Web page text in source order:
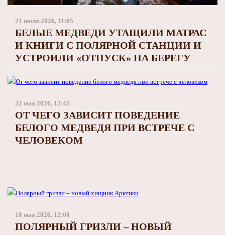
Заполярный театр драмы
21 июля 2026, 11:05
БЕЛЫЕ МЕДВЕДИ УТАЩИЛИ МАТРАС
И КНИГИ С ПОЛЯРНОЙ СТАНЦИИ И
УСТРОИЛИ «ОТПУСК» НА БЕРЕГУ
22 мая 2026, 12:45
ОТ ЧЕГО ЗАВИСИТ ПОВЕДЕНИЕ
БЕЛОГО МЕДВЕДЯ ПРИ ВСТРЕЧЕ С
ЧЕЛОВЕКОМ
18 мая 2026, 12:00
ПОЛЯРНЫЙ ГРИЗЛИ – НОВЫЙ